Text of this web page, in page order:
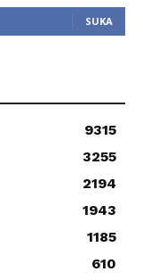
SUKA
9315
3255
2194
1943
1185
610